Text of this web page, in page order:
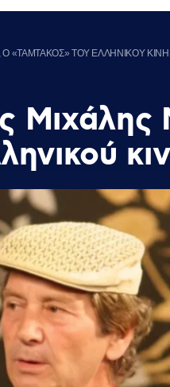
«ΤΑΜΤΑΚΟΣ» ΤΟΥ ΕΛΛΗΝΙΚΟΥ
Μιχάλης